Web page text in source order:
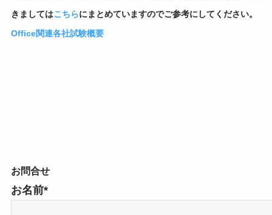
きましてはこちらにまとめていますのでご参考にしてください。
Office関連各社試験概要
お問合せ
お名前*